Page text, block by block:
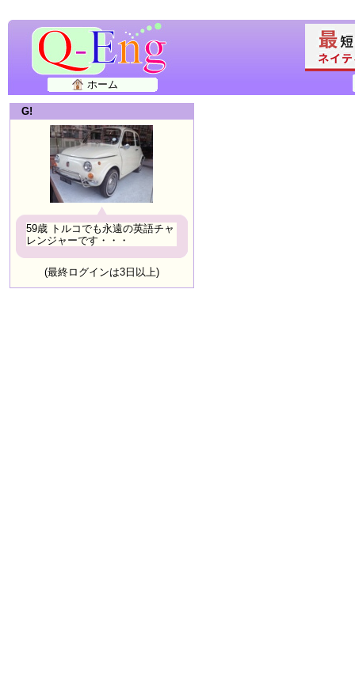
ホーム
G!
59歳 トルコでも永遠の英語チャ
レンジャーです・・・
(最終ログインは3日以上)